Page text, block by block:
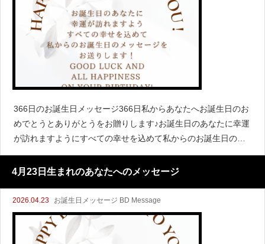
366日のお誕生日メッセージ366日私からあなたへお誕生日のお
めでとうとありがとうをお贈りします♪お誕生日のあなたに幸運
が訪れますようにすべての幸せを込めて私からのお誕生日のメ
ッセージをインスタでアップしてます！ぜひチェックしてくだ
さいね♪I wi
4月23日生まれのあなたへのメッセージ
2026.04.23 お誕生日メッセージ BD Message